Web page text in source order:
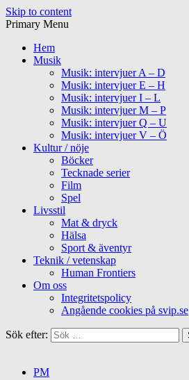
Skip to content
Primary Menu
Hem
Musik
Musik: intervjuer A – D
Musik: intervjuer E – H
Musik: intervjuer I – L
Musik: intervjuer M – P
Musik: intervjuer Q – U
Musik: intervjuer V – Ö
Kultur / nöje
Böcker
Tecknade serier
Film
Spel
Livsstil
Mat & dryck
Hälsa
Sport & äventyr
Teknik / vetenskap
Human Frontiers
Om oss
Integritetspolicy
Angående cookies på svip.se
Sök efter:
PM